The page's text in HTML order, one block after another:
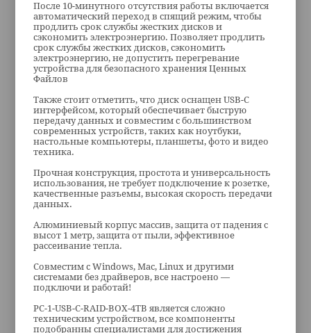
После 10-минутного отсутствия работы включается
автоматический переход в спящий режим, чтобы
продлить срок службы жестких дисков и
сэкономить электроэнергию. Позволяет продлить
срок службы жестких дисков, сэкономить
электроэнергию, не допустить перегревание
устройства для безопасного хранения Ценных
Файлов
Также стоит отметить, что диск оснащен USB-C
интерфейсом, который обеспечивает быструю
передачу данных и совместим с большинством
современных устройств, таких как ноутбуки,
настольные компьютеры, планшеты, фото и видео
техника.
Прочная конструкция, простота и универсальность
использования, не требует подключение к розетке,
качественные разъемы, высокая скорость передачи
данных.
Алюминиевый корпус массив, защита от падения с
высот 1 метр, защита от пыли, эффективное
рассеивание тепла.
Совместим с Windows, Mac, Linux и другими
системами без драйверов, все настроено —
подключи и работай!
PC-1-USB-C-RAID-BOX-4TB является сложно
техническим устройством, все компоненты
подобранны специалистами для достижения